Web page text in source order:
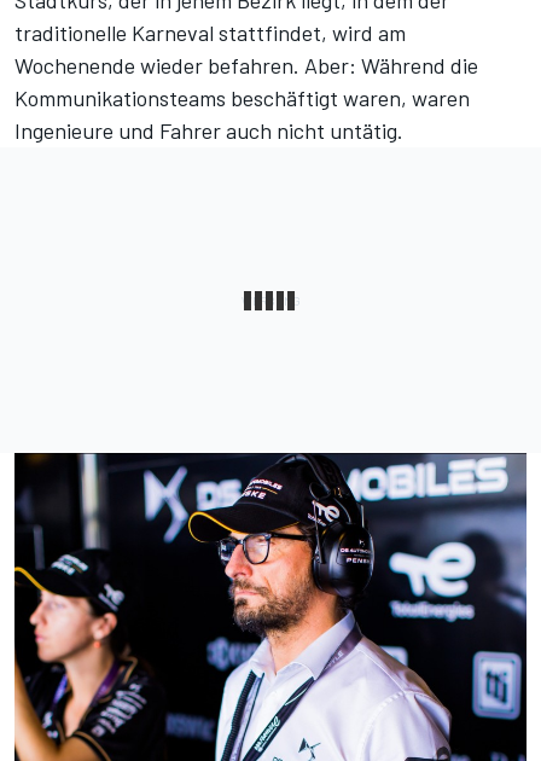
traditionelle Karneval stattfindet, wird am
Wochenende wieder befahren. Aber: Während die
Kommunikationsteams beschäftigt waren, waren
Ingenieure und Fahrer auch nicht untätig.